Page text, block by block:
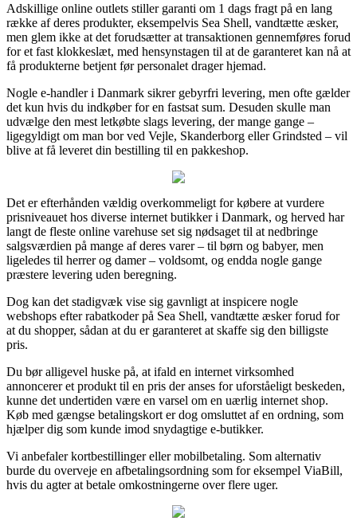
Adskillige online outlets stiller garanti om 1 dags fragt på en lang
række af deres produkter, eksempelvis Sea Shell, vandtætte æsker,
men glem ikke at det forudsætter at transaktionen gennemføres forud
for et fast klokkeslæt, med hensynstagen til at de garanteret kan nå at
få produkterne betjent før personalet drager hjemad.
Nogle e-handler i Danmark sikrer gebyrfri levering, men ofte gælder
det kun hvis du indkøber for en fastsat sum. Desuden skulle man
udvælge den mest letkøbte slags levering, der mange gange –
ligegyldigt om man bor ved Vejle, Skanderborg eller Grindsted – vil
blive at få leveret din bestilling til en pakkeshop.
Det er efterhånden vældig overkommeligt for købere at vurdere
prisniveauet hos diverse internet butikker i Danmark, og herved har
langt de fleste online varehuse set sig nødsaget til at nedbringe
salgsværdien på mange af deres varer – til børn og babyer, men
ligeledes til herrer og damer – voldsomt, og endda nogle gange
præstere levering uden beregning.
Dog kan det stadigvæk vise sig gavnligt at inspicere nogle
webshops efter rabatkoder på Sea Shell, vandtætte æsker forud for
at du shopper, sådan at du er garanteret at skaffe sig den billigste
pris.
Du bør alligevel huske på, at ifald en internet virksomhed
annoncerer et produkt til en pris der anses for uforståeligt beskeden,
kunne det undertiden være en varsel om en uærlig internet shop.
Køb med gængse betalingskort er dog omsluttet af en ordning, som
hjælper dig som kunde imod snydagtige e-butikker.
Vi anbefaler kortbestillinger eller mobilbetaling. Som alternativ
burde du overveje en afbetalingsordning som for eksempel ViaBill,
hvis du agter at betale omkostningerne over flere uger.